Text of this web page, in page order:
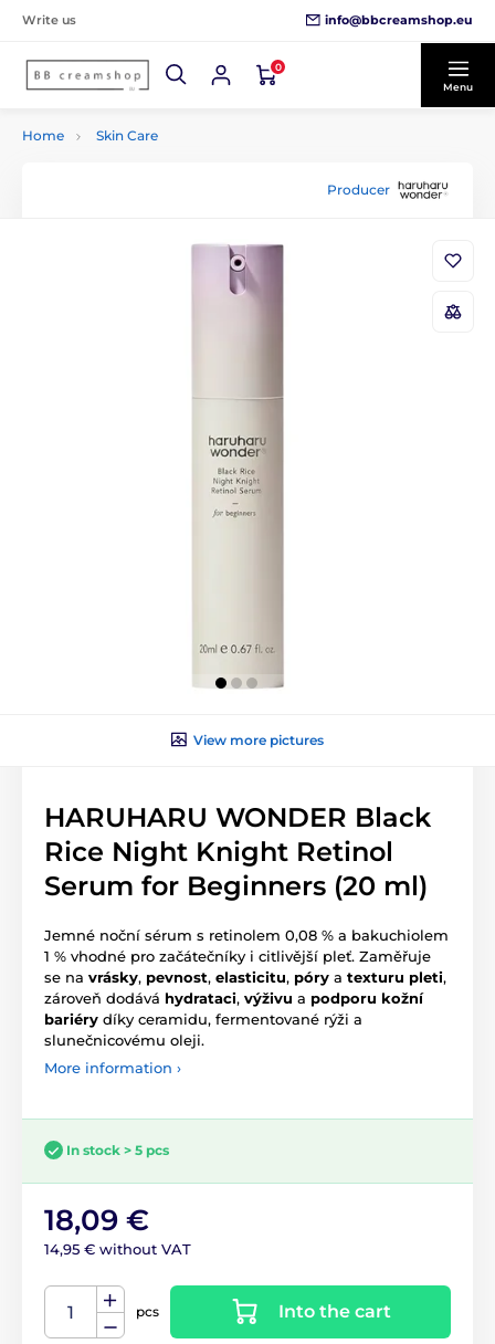
Write us info@bbcreamshop.eu
0
Menu
Home Skin Care
Producer
View more pictures
HARUHARU WONDER Black
Rice Night Knight Retinol
Serum for Beginners (20 ml)
Jemné noční sérum s retinolem 0,08 % a bakuchiolem
1 % vhodné pro začátečníky i citlivější pleť. Zaměřuje
se na vrásky, pevnost, elasticitu, póry a texturu pleti,
zároveň dodává hydrataci, výživu a podporu kožní
bariéry díky ceramidu, fermentované rýži a
slunečnicovému oleji.
More information ›
In stock > 5 pcs
18,09 €
14,95 € without VAT
pcs Into the cart